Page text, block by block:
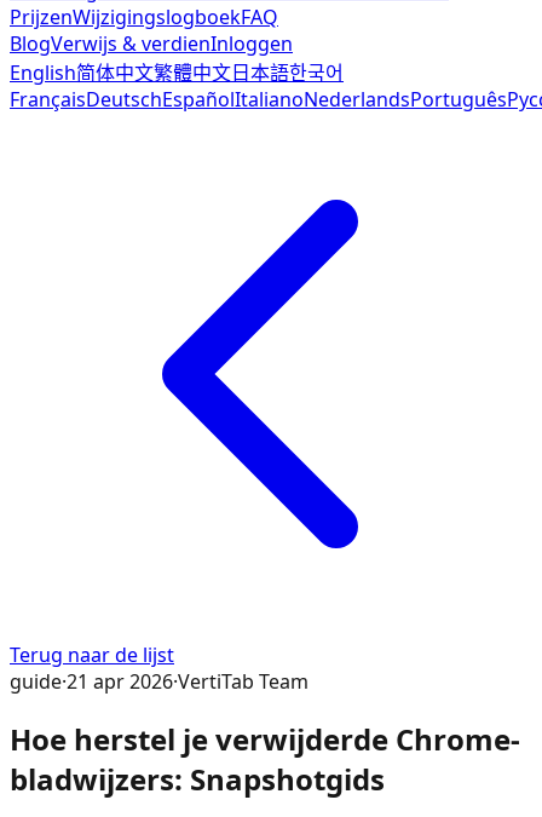
PrijzenWijzigingslogboekFAQ
BlogVerwijs & verdienInloggen
English简体中文繁體中文日本語한국어
FrançaisDeutschEspañolItalianoNederlandsPortuguês
Terug naar de lijst
guide·21 apr 2026·VertiTab Team
Hoe herstel je verwijderde Chrome-
bladwijzers: Snapshotgids